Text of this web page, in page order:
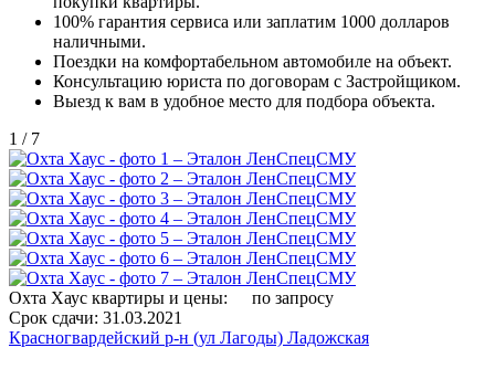
100% гарантия сервиса или заплатим 1000 долларов
наличными.
Поездки на комфортабельном автомобиле на объект.
Консультацию юриста по договорам с Застройщиком.
Выезд к вам в удобное место для подбора объекта.
1 / 7
Охта Хаус квартиры и цены:
по запросу
Срок сдачи: 31.03.2021
Красногвардейский р-н (ул Лагоды) Ладожская